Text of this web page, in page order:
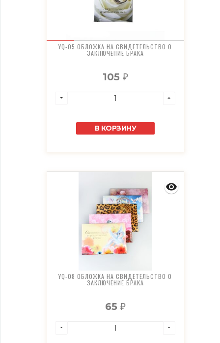
YQ-05 ОБЛОЖКА НА СВИДЕТЕЛЬСТВО О
ЗАКЛЮЧЕНИЕ БРАКА
105 ₽
В КОРЗИНУ
YQ-08 ОБЛОЖКА НА СВИДЕТЕЛЬСТВО О
ЗАКЛЮЧЕНИЕ БРАКА
65 ₽